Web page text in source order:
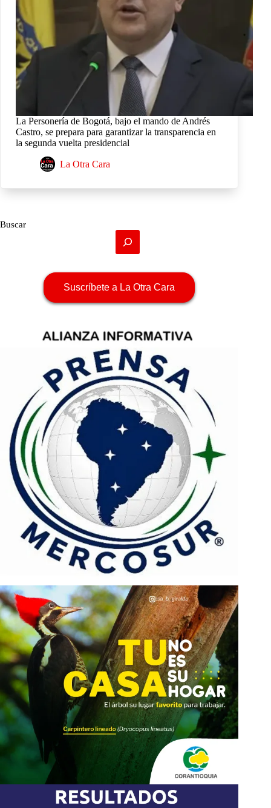
La Personería de Bogotá, bajo el mando de Andrés
Castro, se prepara para garantizar la transparencia en
la segunda vuelta presidencial
La Otra Cara
Buscar
Suscríbete a La Otra Cara